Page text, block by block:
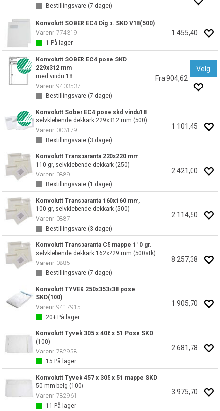
Bestillingsvare (7 dager)
Konvolutt SOBER EC4 Dig p. SKD V18(500)
Varenr 774319
1 På lager
1 455,40
Konvolutt SOBER EC4 pose SKD
229x312 mm
med vindu 18.
Varenr 9403537
Bestillingsvare (7 dager)
Fra 904,62
Velg
Konvolutt Sober EC4 pose skd vindu18
selvklebende dekkark 229x312 mm (500)
Varenr 003179
Bestillingsvare (3 dager)
1 101,45
Konvolutt Transparanta 220x220 mm
110 gr, selvklebende dekkark (250)
Varenr 0889
Bestillingsvare (1 dager)
2 421,00
Konvolutt Transparanta 160x160 mm,
100 gr, selvklebende dekkark (500)
Varenr 0887
Bestillingsvare (3 dager)
2 114,50
Konvolutt Transparanta C5 mappe 110 gr.
selvklebende dekkark 162x229 mm (500stk)
Varenr 0885
Bestillingsvare (7 dager)
8 257,38
Konvolutt TYVEK 250x353x38 pose
SKD(100)
Varenr 9417915
20+ På lager
1 905,70
Konvolutt Tyvek 305 x 406 x 51 Pose SKD
(100)
Varenr 782958
15 På lager
2 681,78
Konvolutt Tyvek 457 x 305 x 51 mappe SKD
50 mm belg (100)
Varenr 782961
11 På lager
3 975,70